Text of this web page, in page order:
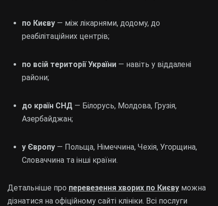
по Києву — між лікарнями, додому, до
реабілітаційних центрів;
по всій території України — навіть у віддалені
райони;
до країн СНД — Білорусь, Молдова, Грузія,
Азербайджан;
у Європу — Польща, Німеччина, Чехія, Угорщина,
Словаччина та інші країни.
Детальніше про перевезення хворих по Києву можна
дізнатися на офіційному сайті клініки. Всі послуги